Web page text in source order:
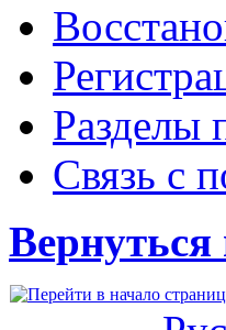
Разделы
Связь с
Вернуться